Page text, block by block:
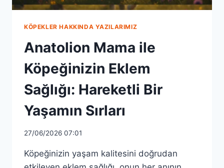
KÖPEKLER HAKKINDA YAZILARIMIZ
Anatolion Mama ile
Köpeğinizin Eklem
Sağlığı: Hareketli Bir
Yaşamın Sırları
27/06/2026 07:01
Köpeğinizin yaşam kalitesini doğrudan